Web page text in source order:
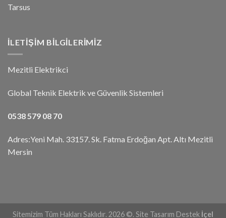
Tarsus
İLETIŞIM BILGILERIMIZ
Mezitli Elektrikci
Global Teknik Elektrik ve Güvenlik Sistemleri
0538 579 08 70
Adres:Yeni Mah. 33157. Sk. Fatma Erdoğan Apt. Altı Mezitli
Mersin
Sitemizim Tüm Hakları Saklıdır. 2026 ©. Site Tasarım Destek İçel